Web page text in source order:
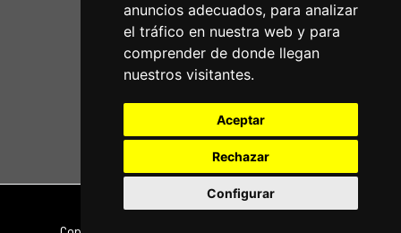
anuncios adecuados, para analizar
el tráfico en nuestra web y para
comprender de donde llegan
nuestros visitantes.
Aceptar
Rechazar
Configurar
Nota legal|Política de privacidade